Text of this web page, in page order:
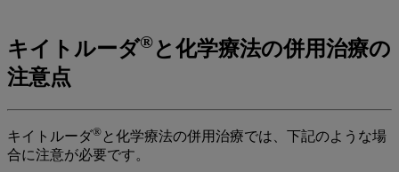
キイトルーダ®と化学療法の併用治療の
注意点
キイトルーダ® と化学療法の併用治療では、下記のような場
合に注意が必要です。